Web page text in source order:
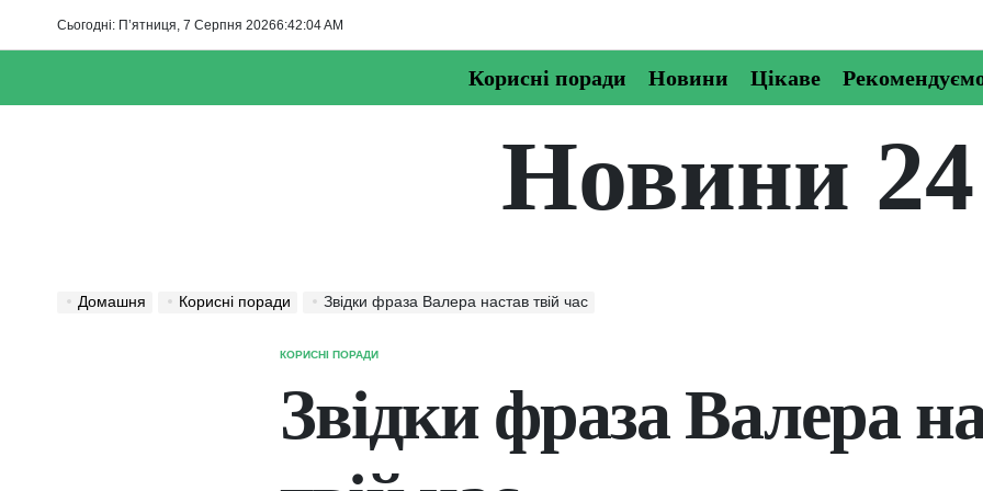
Сьогодні: П’ятниця, 7 Серпня 20266:42:05AM
Корисні поради Новини Цікаве
Новини 24
Домашня Корисні поради Звідки фраза Валера настав твій час
ОПУБЛІКУВАТИ
КОРИСНІ ПОРАДИ
Звідки фраза Валера